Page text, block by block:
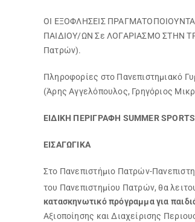
ΟΙ ΕΞΟΦΛΗΣΕΙΣ
ΠΑΙΔΙΟΥ/ΩΝ Σε ΛΟΓΑΡΙΑΣΜΟ ΣΤΗΝ
Πατρών).
Πληροφορίες στο Πανεπιστημιακό
(Άρης Αγγελόπουλος, Γρηγόριος
ΕΙΔΙΚΗ ΠΕΡΙΓΡΑΦΗ SUMMER SPORTS
ΕΙΣΑΓΩΓΙΚΑ
Στο Πανεπιστήμιο Πατρών-
του Πανεπιστημίου Πατρών, θα
κατασκηνωτικό πρόγραμμα για
Αξιοποίησης και Διαχείρισης